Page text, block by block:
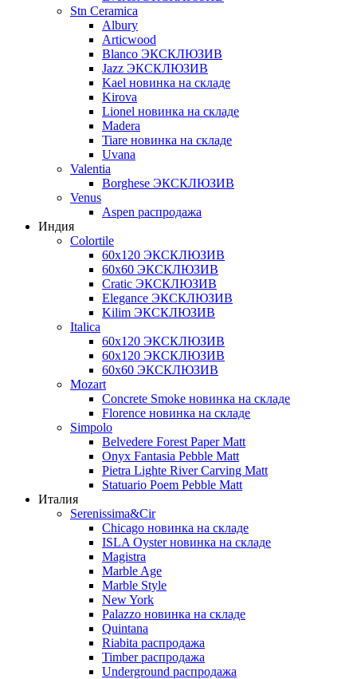
Stn Ceramica
Albury
Articwood
Blanco ЭКСКЛЮЗИВ
Jazz ЭКСКЛЮЗИВ
Kael новинка на складе
Kirova
Lionel новинка на складе
Madera
Tiare новинка на складе
Uvana
Valentia
Borghese ЭКСКЛЮЗИВ
Venus
Aspen распродажа
Индия
Colortile
60х120 ЭКСКЛЮЗИВ
60х60 ЭКСКЛЮЗИВ
Cratic ЭКСКЛЮЗИВ
Elegance ЭКСКЛЮЗИВ
Kilim ЭКСКЛЮЗИВ
Italica
60х120 ЭКСКЛЮЗИВ
60х120 ЭКСКЛЮЗИВ
60х60 ЭКСКЛЮЗИВ
Mozart
Concrete Smoke новинка на складе
Florence новинка на складе
Simpolo
Belvedere Forest Paper Matt
Onyx Fantasia Pebble Matt
Pietra Lighte River Carving Matt
Statuario Poem Pebble Matt
Италия
Serenissima&Cir
Chicago новинка на складе
ISLA Oyster новинка на складе
Magistra
Marble Age
Marble Style
New York
Palazzo новинка на складе
Quintana
Riabita распродажа
Timber распродажа
Underground распродажа